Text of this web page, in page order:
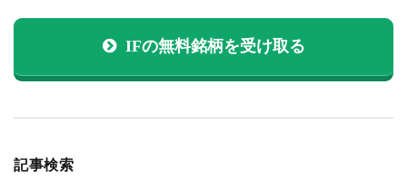
IFの無料銘柄を受け取る
記事検索